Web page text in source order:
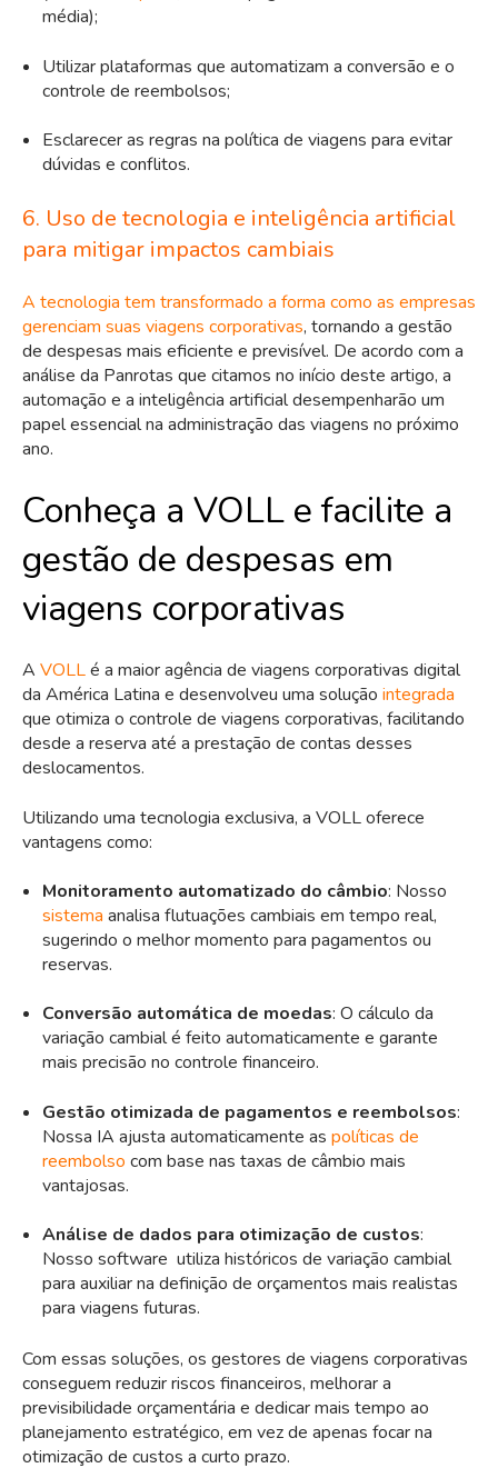
média);
Utilizar plataformas que automatizam a conversão e o
controle de reembolsos;
Esclarecer as regras na política de viagens para evitar
dúvidas e conflitos.
6. Uso de tecnologia e inteligência artificial
para mitigar impactos cambiais
A tecnologia tem transformado a forma como as empresas
gerenciam suas viagens corporativas, tornando a gestão
de despesas mais eficiente e previsível. De acordo com a
análise da Panrotas que citamos no início deste artigo, a
automação e a inteligência artificial desempenharão um
papel essencial na administração das viagens no próximo
ano.
Conheça a VOLL e facilite a
gestão de despesas em
viagens corporativas
A VOLLé a maior agência de viagens corporativas digital
da América Latina e desenvolveu uma solução integrada
que otimiza o controle de viagens corporativas, facilitando
desde a reserva até a prestação de contas desses
deslocamentos.
Utilizando uma tecnologia exclusiva, a VOLL oferece
vantagens como:
Monitoramento automatizado do câmbio: Nosso
sistema analisa flutuações cambiais em tempo real,
sugerindo o melhor momento para pagamentos ou
reservas.
Conversão automática de moedas: O cálculo da
variação cambial é feito automaticamente e garante
mais precisão no controle financeiro.
Gestão otimizada de pagamentos e reembolsos:
Nossa IA ajusta automaticamente as políticas de
reembolso com base nas taxas de câmbio mais
vantajosas.
Análise de dados para otimização de custos:
Nosso software utiliza históricos de variação cambial
para auxiliar na definição de orçamentos mais realistas
para viagens futuras.
Com essas soluções, os gestores de viagens corporativas
conseguem reduzir riscos financeiros, melhorar a
previsibilidade orçamentária e dedicar mais tempo ao
planejamento estratégico, em vez de apenas focar na
otimização de custos a curto prazo.